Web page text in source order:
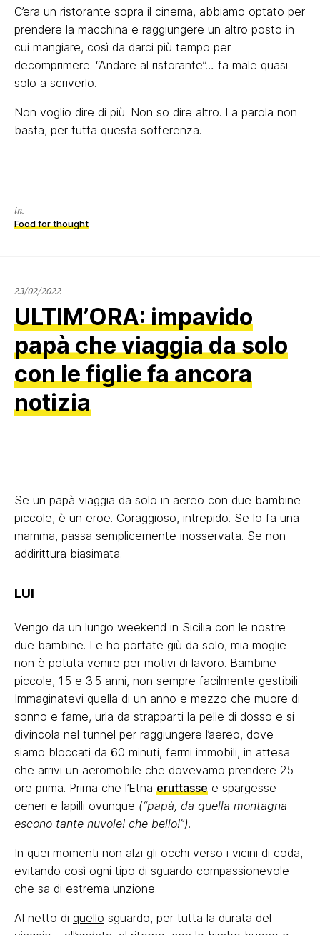
C’era un ristorante sopra il cinema, abbiamo optato per
prendere la macchina e raggiungere un altro posto in
cui mangiare, così da darci più tempo per
decomprimere. “Andare al ristorante”… fa male quasi
solo a scriverlo.
Non voglio dire di più. Non so dire altro. La parola non
basta, per tutta questa sofferenza.
in:
Food for thought
23/02/202223/02/2022
ULTIM’ORA: impavido
papà che viaggia da solo
con le figlie fa ancora
notizia
Se un papà viaggia da solo in aereo con due bambine
piccole, è un eroe. Coraggioso, intrepido. Se lo fa una
mamma, passa semplicemente inosservata. Se non
addirittura biasimata.
LUI
Vengo da un lungo weekend in Sicilia con le nostre
due bambine. Le ho portate giù da solo, mia moglie
non è potuta venire per motivi di lavoro. Bambine
piccole, 1.5 e 3.5 anni, non sempre facilmente gestibili.
Immaginatevi quella di un anno e mezzo che muore di
sonno e fame, urla da strapparti la pelle di dosso e si
divincola nel tunnel per raggiungere l’aereo, dove
siamo bloccati da 60 minuti, fermi immobili, in attesa
che arrivi un aeromobile che dovevamo prendere 25
ore prima. Prima che l’Etna eruttasse e spargesse
ceneri e lapilli ovunque (“papà, da quella montagna
escono tante nuvole! che bello!”).
In quei momenti non alzi gli occhi verso i vicini di coda,
evitando così ogni tipo di sguardo compassionevole
che sa di estrema unzione.
Al netto di quello sguardo, per tutta la durata del